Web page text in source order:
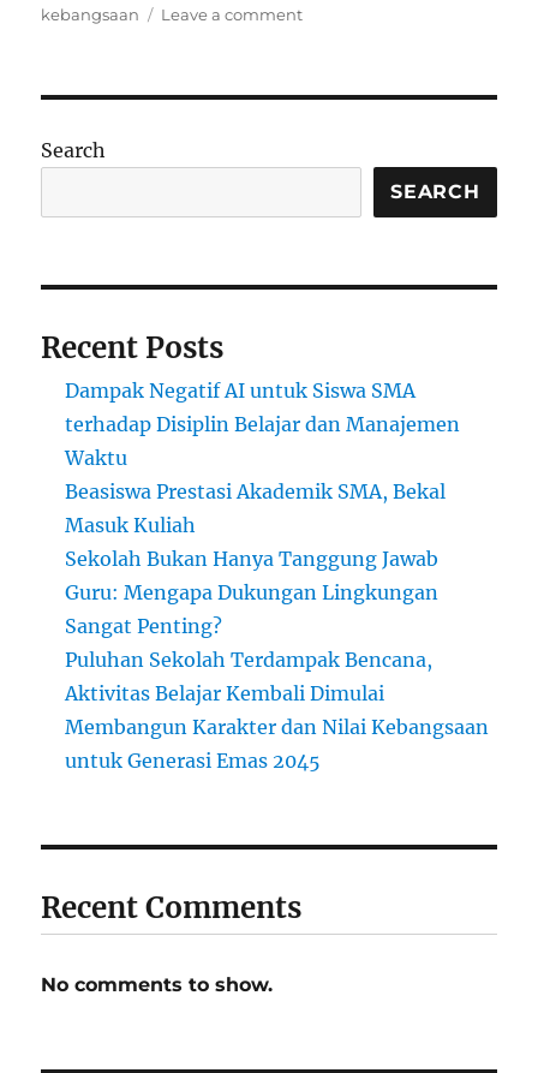
kebangsaan
Leave a commenton
untuk
Emas
Search
SEARCH
Recent Posts
Dampak Negatif AI untuk Siswa SMA
terhadap Disiplin Belajar dan Manajemen
Waktu
Beasiswa Prestasi Akademik SMA, Bekal
Masuk Kuliah
Sekolah Bukan Hanya Tanggung Jawab
Guru: Mengapa Dukungan Lingkungan
Sangat Penting?
Puluhan Sekolah Terdampak Bencana,
Aktivitas Belajar Kembali Dimulai
Membangun Karakter dan Nilai Kebangsaan
untuk Generasi Emas 2045
Recent Comments
No comments to show.